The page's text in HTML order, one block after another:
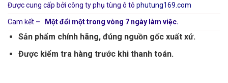
Được cung cấp bởi công ty phụ tùng ô tô phutung169.com
Cam kết – Một đổi một trong vòng 7 ngày làm việc.
Sản phẩm chính hãng, đúng nguồn gốc xuất xứ.
Được kiểm tra hàng trước khi thanh toán.